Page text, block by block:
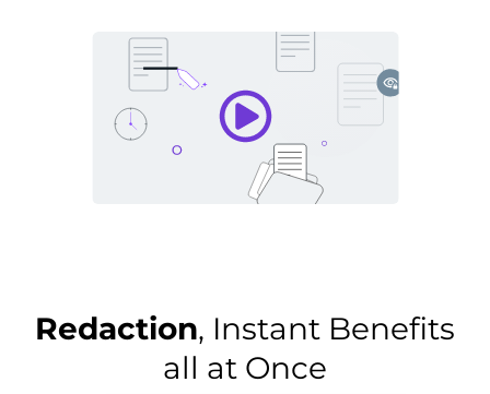
Redaction, Instant Benefits
all at Once